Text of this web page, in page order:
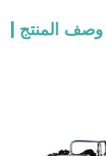
وصف المنتج